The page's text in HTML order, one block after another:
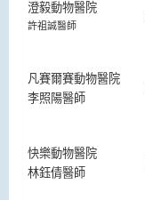
澄毅動物醫院
許祖誠醫師
凡賽爾賽動物醫院
李照陽醫師
快樂動物醫院
林鈺倩醫師